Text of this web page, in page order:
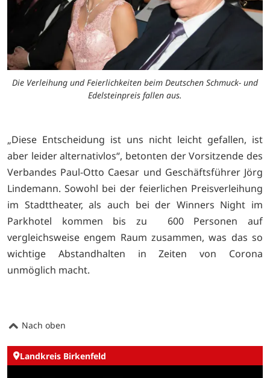
Die Verleihung und Feierlichkeiten beim Deutschen Schmuck- und
Edelsteinpreis fallen aus.
„Diese Entscheidung ist uns nicht leicht gefallen, ist
aber leider alternativlos“, betonten der Vorsitzende des
Verbandes Paul-Otto Caesar und Geschäftsführer Jörg
Lindemann. Sowohl bei der feierlichen Preisverleihung
im Stadttheater, als auch bei der Winners Night im
Parkhotel kommen bis zu 600 Personen auf
vergleichsweise engem Raum zusammen, was das so
wichtige Abstandhalten in Zeiten von Corona
unmöglich macht.
Nach oben
Landkreis Birkenfeld